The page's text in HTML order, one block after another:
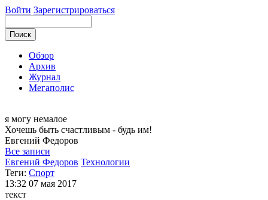
Войти Зарегистрироваться
Обзор
Архив
Журнал
Мегаполис
я могу немалое
Хочешь быть счастливым - будь им!
Евгений Федоров
Все записи
Евгений Федоров Технологии
Теги: Спорт
13:32 07 мая 2017
текст